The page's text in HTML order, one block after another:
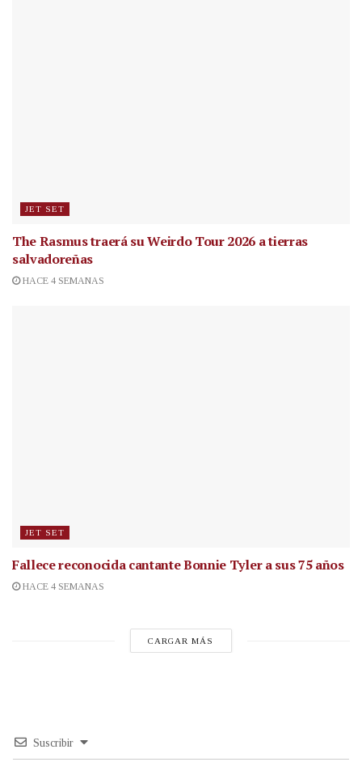
JET SET
The Rasmus traerá su Weirdo Tour 2026 a tierras
salvadoreñas
HACE 4 SEMANAS
JET SET
Fallece reconocida cantanteBonnie Tyler a sus 75 años
HACE 4 SEMANAS
CARGAR MÁS
Suscribir